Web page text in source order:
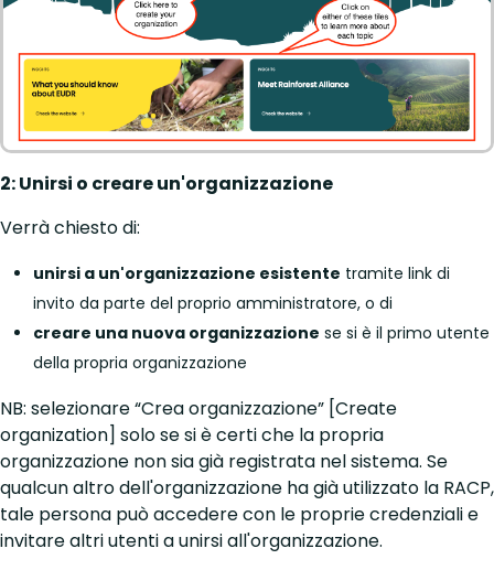
2: Unirsi o creare un'organizzazione
Verrà chiesto di:
unirsi a un'organizzazione esistente tramite link di
invito da parte del proprio amministratore, o di
creare una nuova organizzazione se si è il primo utente
della propria organizzazione
NB: selezionare “Crea organizzazione” [Create
organization] solo se si è certi che la propria
organizzazione non sia già registrata nel sistema. Se
qualcun altro dell'organizzazione ha già utilizzato la RACP,
tale persona può accedere con le proprie credenziali e
invitare altri utenti a unirsi all'organizzazione.